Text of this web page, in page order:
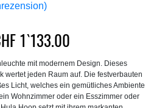
1`133.00
CHF1`013.00
bis
CHF1`133.00
mit modernem Design. Dieses
wertet jeden Raum auf. Die festverbauten
Licht, welches ein gemütliches Ambiente
Wohnzimmer oder ein Esszimmer oder